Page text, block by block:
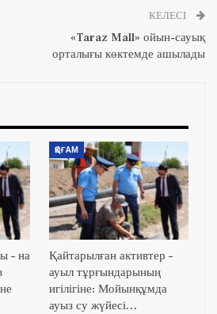
КЕЛЕСІ
«Taraz Mall» ойын-сауық
орталығы көктемде ашылады
– на
ҚОҒАМ
Қайтарылған активтер –
ауыл тұрғындарының
игілігіне: Мойынқұмда
ауыз су жүйесі…